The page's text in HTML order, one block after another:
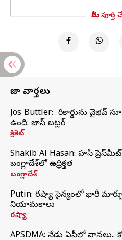
మీరు పూర్తి
తాజా వార్తలు
Jos Buttler: నా రికార్డును వైభవ్
ఉంది: జాస్ బట్లర్
క్రికెట్
Shakib Al Hasan: హసీనా
బంగ్లాదేశ్‌లో ఉద్రిక్తత
బంగ్లాదేశ్
Putin: రష్యా సైన్యంలో భారీ
నియామకాలు
రష్యా
APSDMA: నేడు ఏపీలో